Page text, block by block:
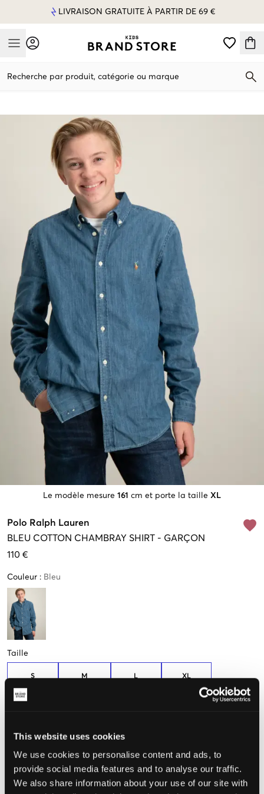
This website uses cookies
We use cookies to personalise content and ads, to
provide social media features and to analyse our traffic.
We also share information about your use of our site with
LIVRAISON GRATUITE À PARTIR DE 69 €
Mobile Menu
Recherche par produit, catégorie ou marque
Le modèle mesure 161 cm et porte la taille XL
Polo Ralph Lauren
BLEU COTTON CHAMBRAY SHIRT - GARÇON
110 €
Couleur : Bleu
Taille
S M L XL
(163-174 cm)
Petit Parfait